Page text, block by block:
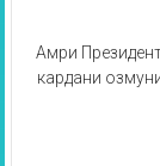
Амри
кардани